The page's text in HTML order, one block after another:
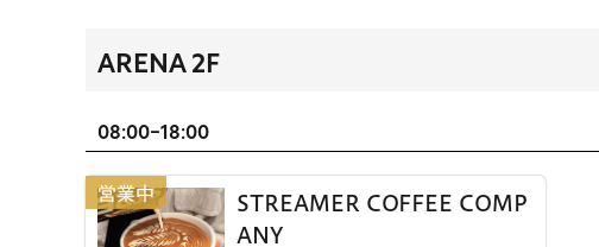
ARENA 2F
08:00-18:00
STREAMER COFFEE COMP
ANY